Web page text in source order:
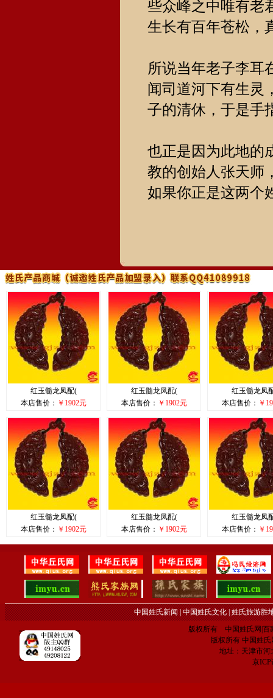
些众峰之中唯有老
生长有百年苍松，
所说当年老子李耳
闻司道河下有生灵
子的清休，于是手
也正是因为此地的
教的创始人张天师
如果你正是这两个
红玉髓龙凤配(
本店售价： ￥1902元
红玉髓龙凤配(
本店售价： ￥1902元
红玉髓龙凤
本店售价： ￥
红玉髓龙凤配(
本店售价： ￥1902元
红玉髓龙凤配(
本店售价： ￥1902元
红玉髓龙凤
本店售价： ￥
中国姓氏新闻|中国姓氏文化|姓氏旅游胜
版权所有 中国姓氏网|百
版权所有 中国姓氏
地址：天津市河
京ICP